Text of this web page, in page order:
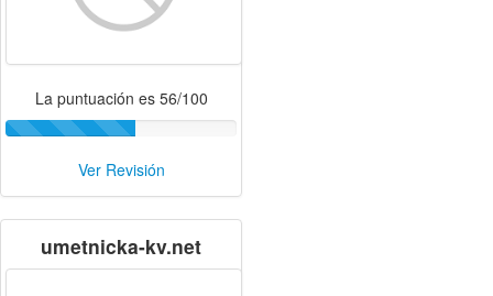
La puntuación es 56/100
Ver Revisión
umetnicka-kv.net